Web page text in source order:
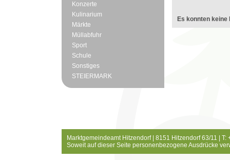
Konzerte
Kulinarium
Märkte
Müllabfuhr
Sport
Schule
Sonstiges
STEIERMARK
Es konnten keine
Marktgemeindeamt Hitzendorf | 8151 Hitzendorf 63/11 |
Soweit auf dieser Seite personenbezogene Ausdrücke